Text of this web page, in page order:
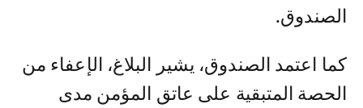
الصندوق.
كما اعتمد الصندوق، يشير البلاغ، الإعفاء من
الحصة المتبقية على عاتق المؤمن مدى